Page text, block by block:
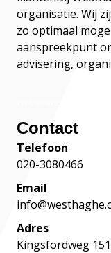
organisatie. Wij
zo optimaal
aanspreekpunt
advisering,
Contact
Telefoon
020-3080466
Email
Adres
Kingsfordweg